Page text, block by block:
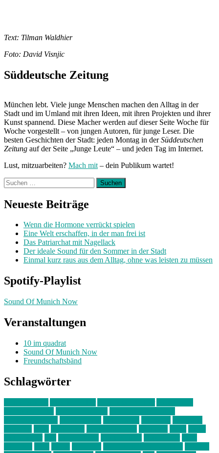
Text: Tilman Waldhier
Foto: David Visnjic
Süddeutsche Zeitung
München lebt. Viele junge Menschen machen den Alltag in der
Stadt und im Umland mit ihren Ideen, mit ihren Projekten und ihrer
Kunst spannend. Diese Macher werden auf dieser Seite Woche für
Woche vorgestellt – von jungen Autoren, für junge Leser. Die
besten Geschichten der Stadt: jeden Montag in derSüddeutschen
Zeitung auf der Seite „Junge Leute“ – und jeden Tag im Internet.
Lust, mitzuarbeiten? Mach mit – dein Publikum wartet!
Suchen
nach:
Neueste Beiträge
Wenn die Hormone verrückt spielen
Eine Welt erschaffen, in der man frei ist
Das Patriarchat mit Nagellack
Der ideale Sound für den Sommer in der Stadt
Einmal kurz raus aus dem Alltag, ohne was leisten zu müssen
Spotify-Playlist
Sound Of Munich Now
Veranstaltungen
10 im quadrat
Sound Of Munich Now
Freundschaftsbänd
Schlagwörter